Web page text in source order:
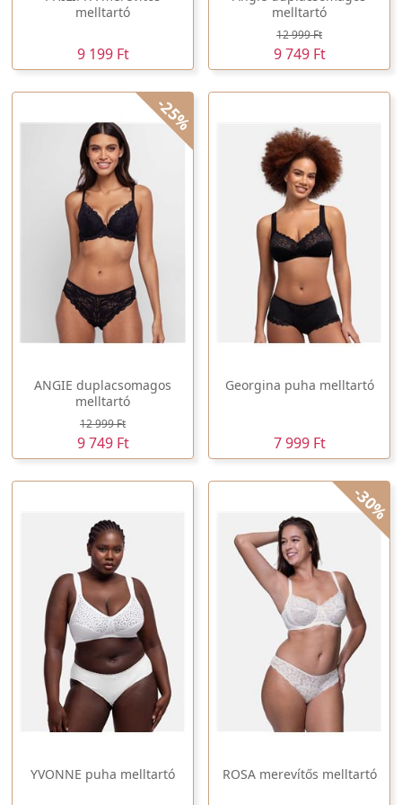
melltartó
9 199 Ft
melltartó
12 999 Ft
9 749 Ft
-25%
ANGIE duplacsomagos
melltartó
12 999 Ft
9 749 Ft
Georgina puha melltartó
7 999 Ft
YVONNE puha melltartó
-30%
ROSA merevítős melltartó